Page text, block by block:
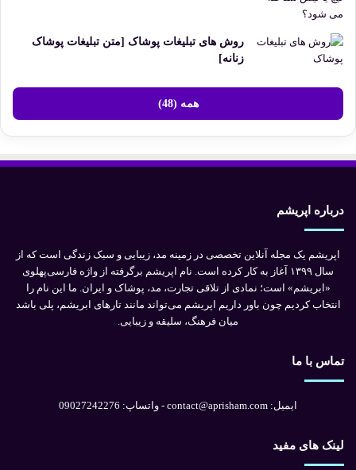
روش های تبلیغات پوشاک [متن تبلیغات پوشاک
زنانه]
همه (48)
درباره اپریشم
اپریشم یک مجله آنلاین تخصصی در زمینه مد، زیبایی و سبک زندگی است که از
سال ۱۳۹۹ آغاز به کار کرده است. نام اپریشم برگرفته از واژه فارسی‌پهلوی
«ابریشم» است؛ نمادی از تلاقی تجارت، مد، پوشاک و ایران. ما این نام را
انتخاب کردیم چون باور داریم اپریشم می‌تواند مانند تارهای ابریشم، پلی باشد
میان فرهنگ، سلیقه و زیبایی.
تماس با ما
ایمیل: contact@aprisham.com - واتساپ: 09027242276
لینک های مفید